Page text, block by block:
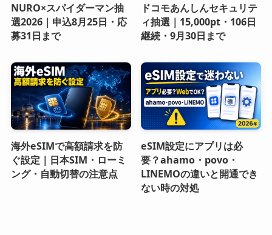
NURO×スパイダーマン抽
選2026｜申込8月25日・応
募31日まで
ドコモあんしんセキュリテ
ィ抽選｜15,000pt・106日
継続・9月30日まで
海外eSIMで高額請求を防
ぐ設定｜日本SIM・ローミ
ング・自動切替の注意点
eSIM設定にアプリは必
要？ahamo・povo・
LINEMOの違いと開通でき
ない時の対処